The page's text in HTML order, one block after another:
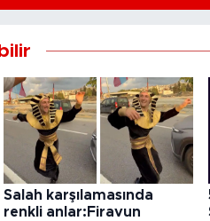
Salah karşılamasında
renkli anlar:Firavun